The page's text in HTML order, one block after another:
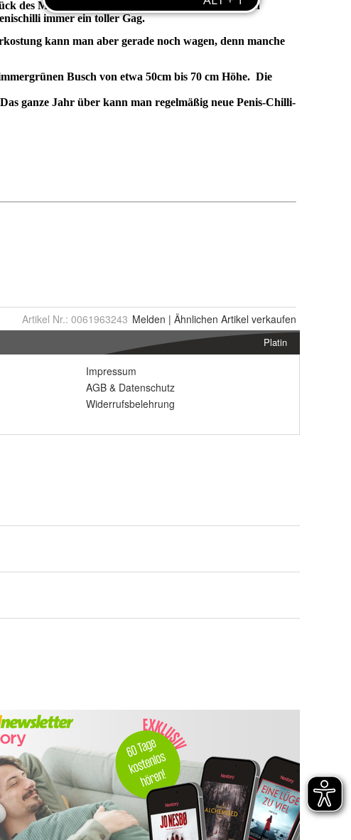
Artikel Nr.: 0061963243 Melden | Ähnlichen Artikel verkaufen
Platin
Impressum
AGB & Datenschutz
Widerrufsbelehrung